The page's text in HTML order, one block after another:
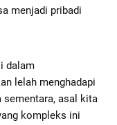
menjadi pribadi
dalam
lelah menghadapi
sementara, asal kita
kompleks ini